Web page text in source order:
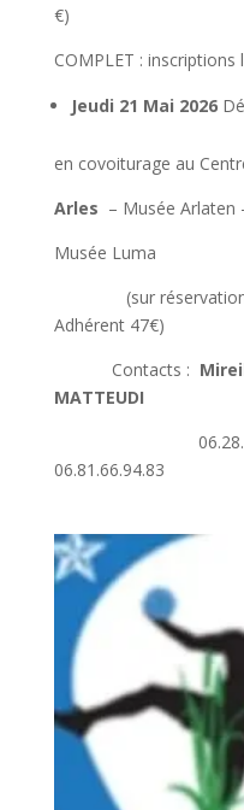
€)
COMPLET : inscriptions
Jeudi 21 Mai 2026
en covoiturage au
Arles – Musée Arlaten
Musée Luma
(sur réservation =
Adhérent 47€)
Contacts :
MATTEUDI
06.81.66.94.83